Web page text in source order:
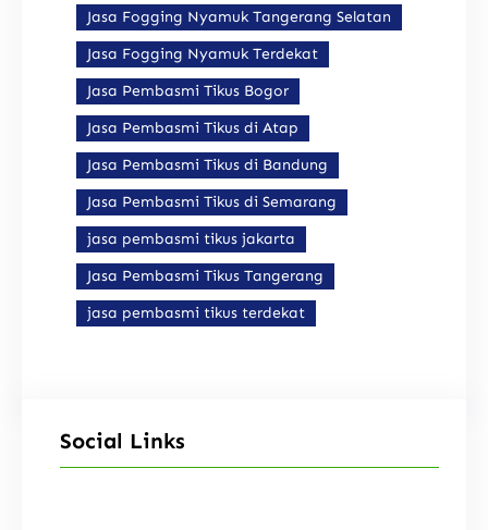
Jasa Fogging Nyamuk Tangerang Selatan
Jasa Fogging Nyamuk Terdekat
Jasa Pembasmi Tikus Bogor
Jasa Pembasmi Tikus di Atap
Jasa Pembasmi Tikus di Bandung
Jasa Pembasmi Tikus di Semarang
jasa pembasmi tikus jakarta
Jasa Pembasmi Tikus Tangerang
jasa pembasmi tikus terdekat
Social Links